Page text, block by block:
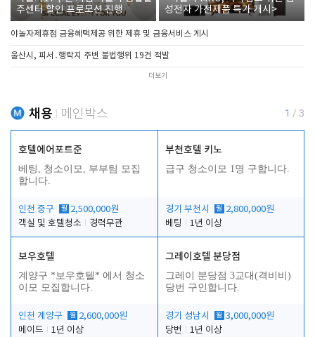
주센터 할인 프로모션 진행
성전자 가전제품 특가 개시>
야놀자제휴점 금융혜택제공 위한 제휴 및 금융서비스 게시
울산시, 피서․행락지 주변 불법행위 19건 적발
더보기
채용 메인박스 1 / 3
호텔에어포트준
베팅, 청소이모, 부부팀 모집
합니다.
인천 중구 월 2,500,000원
객실 및 호텔청소
경력무관
부천호텔 키노
급구 청소이모 1명 구합니다.
경기 부천시 월 2,800,000원
베팅
1년 이상
보우호텔
계양구 *보우호텔* 에서 청소
이모 모집합니다.
인천 계양구 월 2,600,000원
메이드
1년 이상
그레이호텔 분당점
그레이 분당점 3교대(격비비)
당번 구인합니다.
경기 성남시 월 3,000,000원
당번
1년 이상